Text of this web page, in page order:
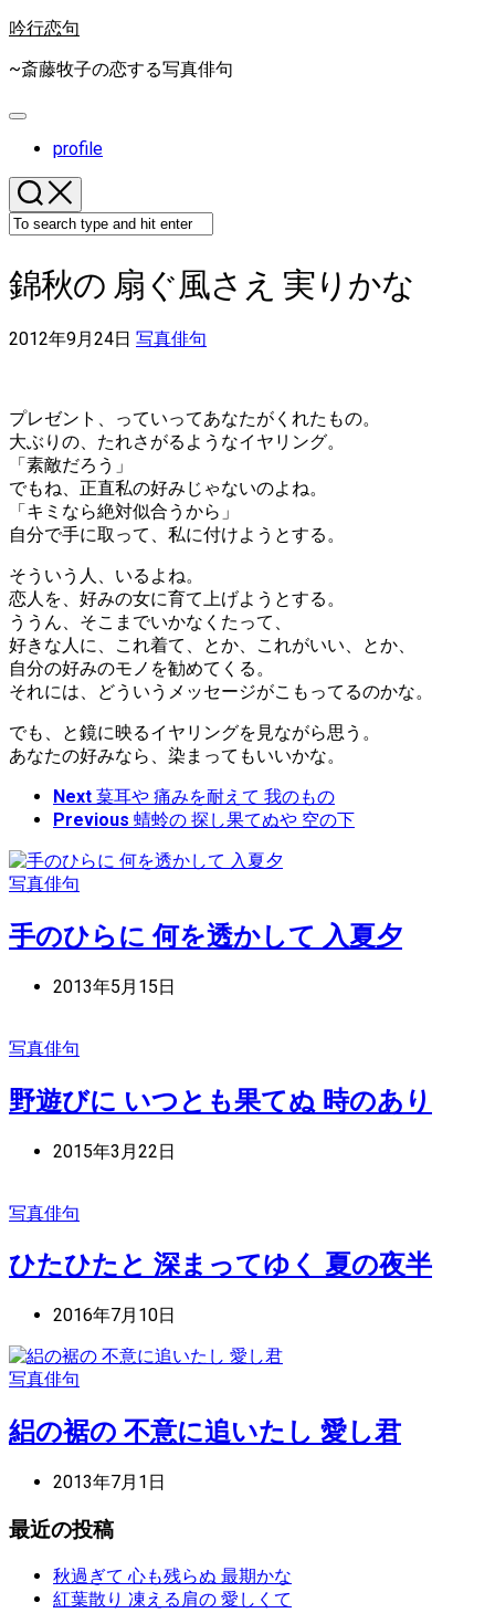
Skip
content
吟行恋句
~斎藤牧子の恋する写真俳句
Expand
profile
錦秋の 扇ぐ風さえ 実りかな
2012年9月24日 写真俳句
プレゼント、っていってあなたがくれたもの。
大ぶりの、たれさがるようなイヤリング。
「素敵だろう」
でもね、正直私の好みじゃないのよね。
「キミなら絶対似合うから」
自分で手に取って、私に付けようとする。
そういう人、いるよね。
恋人を、好みの女に育て上げようとする。
ううん、そこまでいかなくたって、
好きな人に、これ着て、とか、これがいい、とか、
自分の好みのモノを勧めてくる。
それには、どういうメッセージがこもってるのかな。
でも、と鏡に映るイヤリングを見ながら思う。
あなたの好みなら、染まってもいいかな。
Next 葈耳や 痛みを耐えて 我のもの
Previous 蜻蛉の 探し果てぬや 空の下
写真俳句
手のひらに 何を透かして 入夏夕
2013年5月15日
写真俳句
野遊びに いつとも果てぬ 時のあり
2015年3月22日
写真俳句
ひたひたと 深まってゆく 夏の夜半
2016年7月10日
写真俳句
絽の裾の 不意に追いたし 愛し君
2013年7月1日
最近の投稿
秋過ぎて 心も残らぬ 最期かな
紅葉散り 凍える肩の 愛しくて